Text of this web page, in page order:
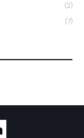
(2)
(7)